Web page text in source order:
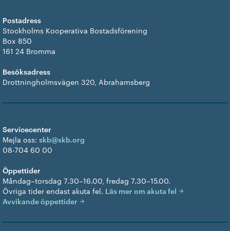
Postadress
Stockholms Kooperativa Bostadsförening
Box 850
161 24 Bromma
Besöksadress
Drottningholmsvägen 320, Abrahamsberg
Servicecenter
Mejla oss: skb@skb.org
08-704 60 00
Öppettider
Måndag–torsdag 7.30–16.00, fredag 7.30–15.00.
Övriga tider endast akuta fel. Läs mer om akuta fel
Avvikande öppettider